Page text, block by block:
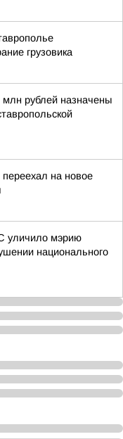
грузовика
рублей назначены
на новое
уличило мэрию
национального